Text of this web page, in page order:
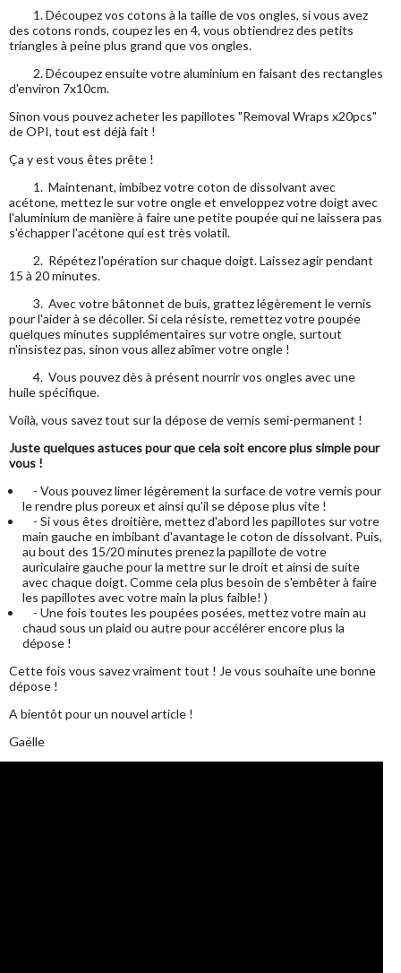
1. Découpez vos cotons à la taille de vos ongles, si vous avez
des cotons ronds, coupez les en 4, vous obtiendrez des petits
triangles à peine plus grand que vos ongles.
2. Découpez ensuite votre aluminium en faisant des rectangles
d'environ 7x10cm.
Sinon vous pouvez acheter les papillotes "Removal Wraps x20pcs"
de OPI, tout est déjà fait !
Ça y est vous êtes prête !
1. Maintenant, imbibez votre coton de dissolvant avec
acétone, mettez le sur votre ongle et enveloppez votre doigt avec
l'aluminium de manière à faire une petite poupée qui ne laissera pas
s'échapper l'acétone qui est très volatil.
2. Répétez l'opération sur chaque doigt. Laissez agir pendant
15 à 20 minutes.
3. Avec votre bâtonnet de buis, grattez légèrement le vernis
pour l'aider à se décoller. Si cela résiste, remettez votre poupée
quelques minutes supplémentaires sur votre ongle, surtout
n'insistez pas, sinon vous allez abîmer votre ongle !
4. Vous pouvez dès à présent nourrir vos ongles avec une
huile spécifique.
Voilà, vous savez tout sur la dépose de vernis semi-permanent !
Juste quelques astuces pour que cela soit encore plus simple pour
vous !
- Vous pouvez limer légèrement la surface de votre vernis pour
le rendre plus poreux et ainsi qu'il se dépose plus vite !
- Si vous êtes droitière, mettez d'abord les papillotes sur votre
main gauche en imbibant d'avantage le coton de dissolvant. Puis,
au bout des 15/20 minutes prenez la papillote de votre
auriculaire gauche pour la mettre sur le droit et ainsi de suite
avec chaque doigt. Comme cela plus besoin de s'embêter à faire
les papillotes avec votre main la plus faible! )
- Une fois toutes les poupées posées, mettez votre main au
chaud sous un plaid ou autre pour accélérer encore plus la
dépose !
Cette fois vous savez vraiment tout ! Je vous souhaite une bonne
dépose !
A bientôt pour un nouvel article !
Gaëlle